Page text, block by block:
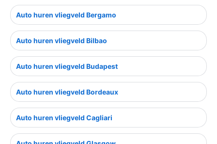
Auto huren vliegveld Bergamo
Auto huren vliegveld Bilbao
Auto huren vliegveld Budapest
Auto huren vliegveld Bordeaux
Auto huren vliegveld Cagliari